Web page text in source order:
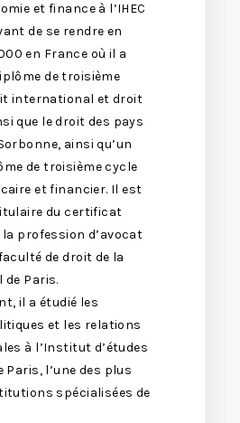
et finance à l’IHEC
de se rendre en
en France où il a
de troisième
international et droit
que le droit des pays
ainsi qu’un
de troisième cycle
et financier. Il est
du certificat
la profession d’avocat
de droit de la
de Paris.
il a étudié les
et les relations
à l’Institut d’études
Paris, l’une des plus
spécialisées de